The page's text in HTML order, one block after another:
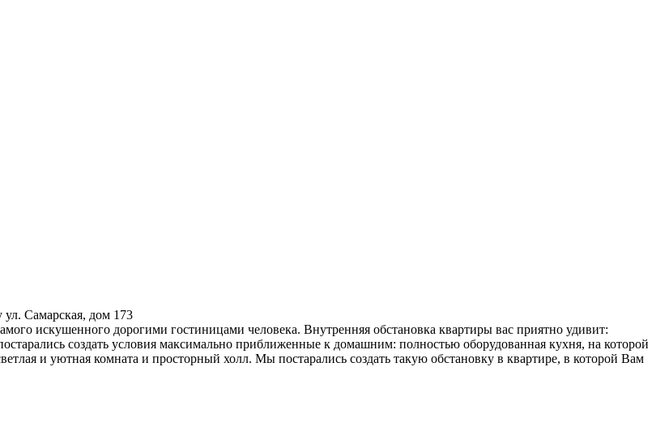
ул. Самарская, дом 173
искушенного дорогими гостиницами человека. Внутренняя обстановка квартиры вас приятно удивит:
создать условия максимально приближенные к домашним: полностью оборудованная кухня, на которой
и уютная комната и просторный холл. Мы постарались создать такую обстановку в квартире, в которой Вам